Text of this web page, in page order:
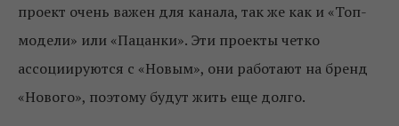
проект очень важен для канала, так же как и «Топ-
модели» или «Пацанки». Эти проекты четко
ассоциируются с «Новым», они работают на бренд
«Нового», поэтому будут жить еще долго.